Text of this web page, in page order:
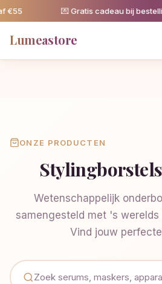
€55 💌 Gratis cadeau bij
Lumeastore
ONZE PRODUCTEN
Wetenschappelijk
samengesteld met 's
Vind jouw